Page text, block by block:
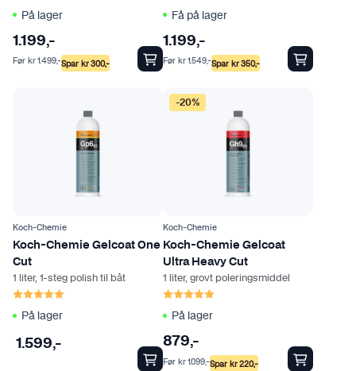
På lager
1.199,-
Spar kr300,-
Før kr1.499,-
Få på lager
1.199,-
Spar kr350,-
Før kr1.549,-
Koch-Chemie
Koch-Chemie Gelcoat One
Cut
1 liter, 1-steg polish til båt
Karakter:
På lager
1.599,-
-20%
Koch-Chemie
Koch-Chemie Gelcoat
Ultra Heavy Cut
1 liter, grovt poleringsmiddel
Karakter:
På lager
879,-
Spar kr220,-
Før kr1.099,-